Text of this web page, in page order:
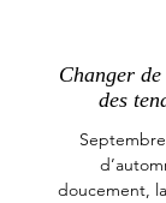
Changer
des
doucement,